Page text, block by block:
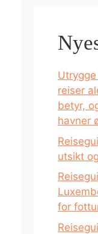
reiser
betyr,
havner
utsikt
for